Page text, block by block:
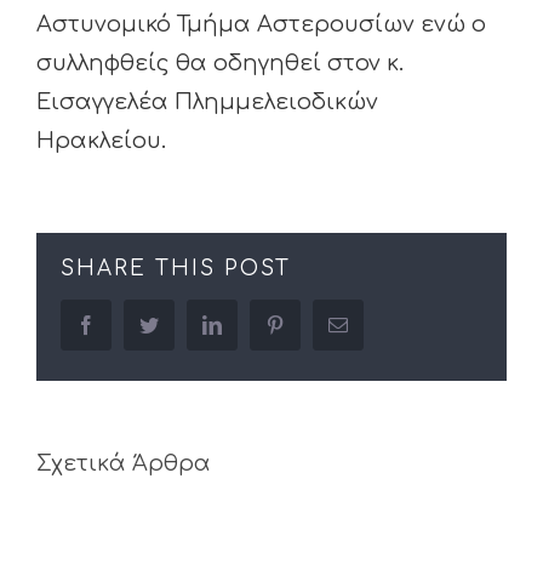
Αστυνομικό Τμήμα Αστερουσίων ενώ ο
συλληφθείς θα οδηγηθεί στον κ.
Εισαγγελέα Πλημμελειοδικών
Ηρακλείου.
SHARE THIS POST
facebooktwitter linkedin pinterestEmail
Σχετικά Άρθρα